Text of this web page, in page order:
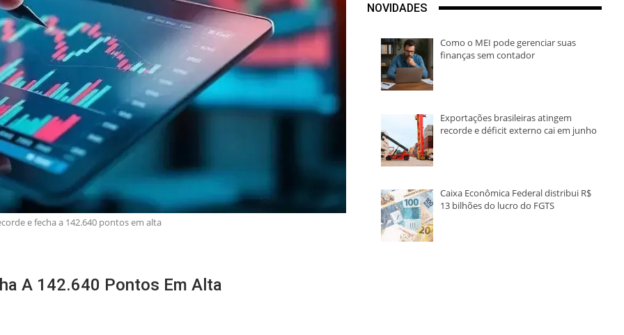
e fecha a 142.640 pontos em alta
A 142.640 Pontos Em Alta
NOVIDADES
Como o MEI pode gerenciar suas
finanças sem contador
Exportações brasileiras atingem
recorde e déficit externo cai em junho
Caixa Econômica Federal distribui R$
13 bilhões do lucro do FGTS